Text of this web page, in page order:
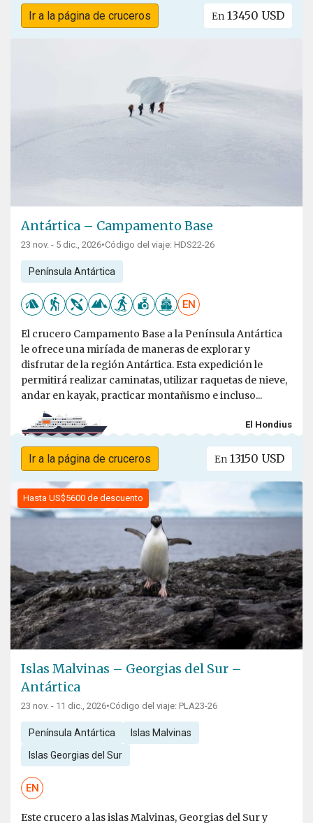
Ir a la página de cruceros En 13450 USD
Antártica – Campamento Base
23 nov. - 5 dic., 2026•Código del viaje: HDS22-26
Península Antártica
EN
El crucero Campamento Base a la Península Antártica
le ofrece una miríada de maneras de explorar y
disfrutar de la región Antártica. Esta expedición le
permitirá realizar caminatas, utilizar raquetas de nieve,
andar en kayak, practicar montañismo e incluso...
El Hondius
Ir a la página de cruceros En 13150 USD
Hasta US$5600 de descuento
Islas Malvinas – Georgias del Sur –
Antártica
23 nov. - 11 dic., 2026•Código del viaje: PLA23-26
Península Antártica Islas Malvinas
Islas Georgias del Sur
EN
Este crucero a las islas Malvinas, Georgias del Sur y